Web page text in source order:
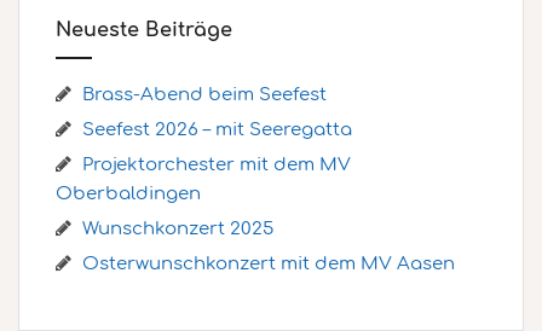
Neueste Beiträge
Brass-Abend beim Seefest
Seefest 2026 – mit Seeregatta
Projektorchester mit dem MV
Oberbaldingen
Wunschkonzert 2025
Osterwunschkonzert mit dem MV Aasen